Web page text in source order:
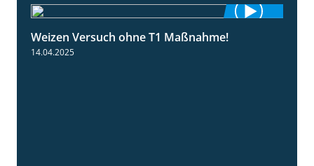
Weizen Versuch ohne T1 Maßnahme!
14.04.2025